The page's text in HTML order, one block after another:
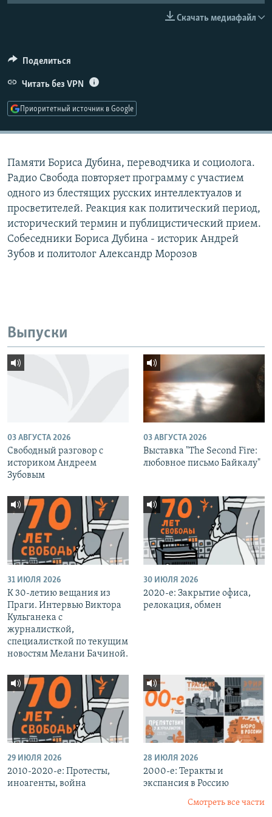
СОЦИАЛЬНЫЕ СЕТИ
Скачать медиафайл
Поделиться
Читать без VPN
Приоритетный источник в Google
Памяти Бориса Дубина, переводчика и социолога.
Радио Свобода повторяет программу с участием
одного из блестящих русских интеллектуалов и
просветителей. Реакция как политический период,
исторический термин и публицистический прием.
Собеседники Бориса Дубина - историк Андрей
Зубов и политолог Александр Морозов
Выпуски
03 АВГУСТА 2026
Свободный разговор с
историком Андреем
Зубовым
03 АВГУСТА 2026
Выставка "The Second Fire:
любовное письмо Байкалу"
31 ИЮЛЯ 2026
К 30-летию вещания из
Праги. Интервью Виктора
Кульганека с
журналисткой,
специалисткой по текущим
новостям Мелани Бачиной.
30 ИЮЛЯ 2026
2020-е: Закрытие офиса,
релокация, обмен
29 ИЮЛЯ 2026
2010-2020-е: Протесты,
иноагенты, война
28 ИЮЛЯ 2026
2000-е: Теракты и
экспансия в Россию
Смотреть все части